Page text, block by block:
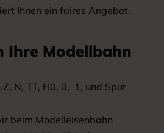
Ihnen ein faires Angebot.
Ihre Modellbahn
N, TT, H0, 0, 1, und Spur
beim Modelleisenbahn